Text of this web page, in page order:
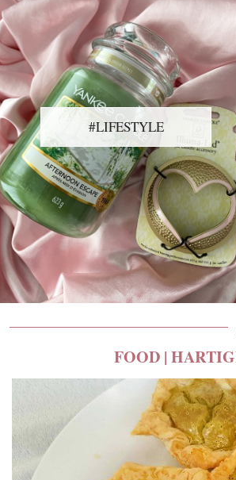
#LIFESTYLE
FOOD |